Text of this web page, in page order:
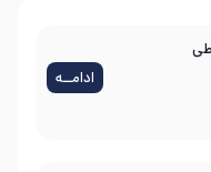
ادامــه